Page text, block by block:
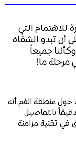
للاهتمام التي
أن تبدو الشفاه
جميعاً
ما!
حول منطقة الفم أنه
بالتفاصيل
تقنية مزامنة